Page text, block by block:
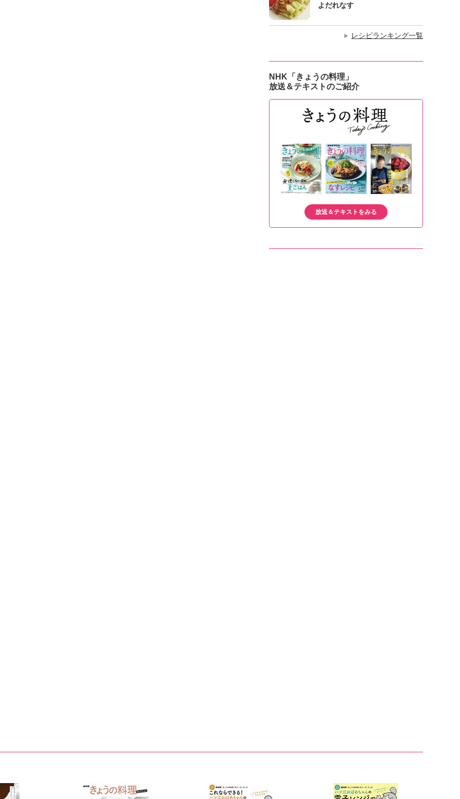
よだれなす
▶ レシピランキング一覧
NHK「きょうの料理」
放送＆テキストのご紹介
放送＆テキストをみる